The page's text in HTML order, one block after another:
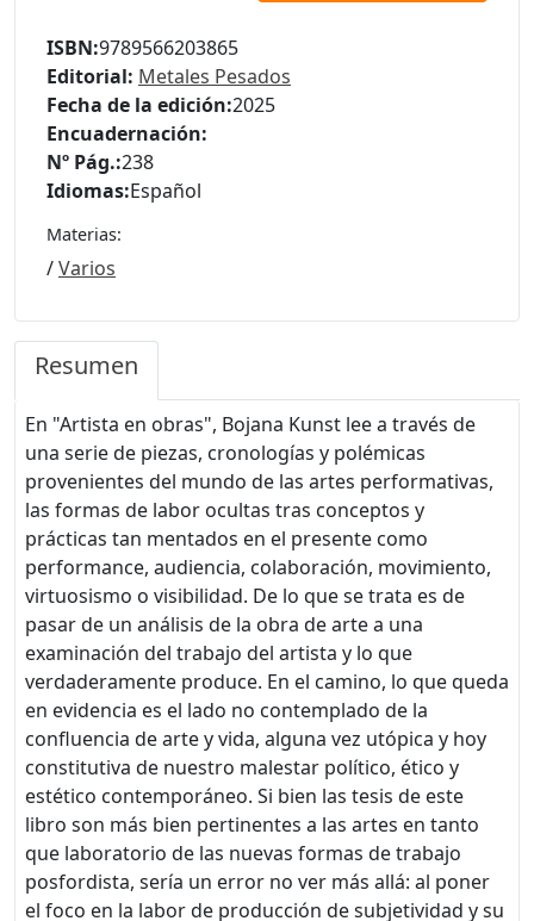
ISBN:9789566203865
Editorial: Metales Pesados
Fecha de la edición:2025
Encuadernación:
Nº Pág.:238
Idiomas:Español
Materias:
/Varios
Resumen
En "Artista en obras", Bojana Kunst lee a través de
una serie de piezas, cronologías y polémicas
provenientes del mundo de las artes performativas,
las formas de labor ocultas tras conceptos y
prácticas tan mentados en el presente como
performance, audiencia, colaboración, movimiento,
virtuosismo o visibilidad. De lo que se trata es de
pasar de un análisis de la obra de arte a una
examinación del trabajo del artista y lo que
verdaderamente produce. En el camino, lo que queda
en evidencia es el lado no contemplado de la
confluencia de arte y vida, alguna vez utópica y hoy
constitutiva de nuestro malestar político, ético y
estético contemporáneo. Si bien las tesis de este
libro son más bien pertinentes a las artes en tanto
que laboratorio de las nuevas formas de trabajo
posfordista, sería un error no ver más allá: al poner
el foco en la labor de producción de subjetividad y su